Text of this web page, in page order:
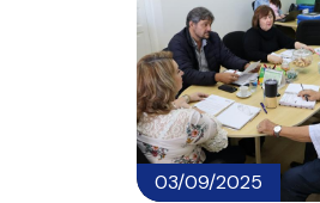
03/09/2025